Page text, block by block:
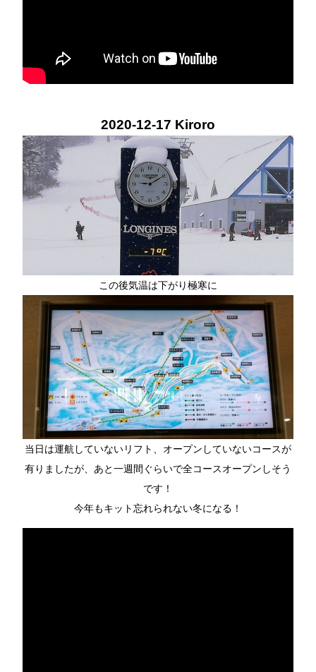
2020-12-17 Kiroro
この後気温は下がり極寒に
当日は運航していないリフト、オープンしていないコースが
有りましたが、あと一週間ぐらいで全コースオープンしそう
です！
今年もキット忘れられない冬になる！